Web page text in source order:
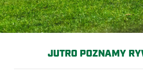
JUTRO POZNAMY